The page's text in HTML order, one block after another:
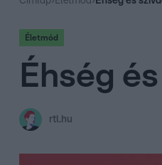
Életmód
Éhség
rtl.hu